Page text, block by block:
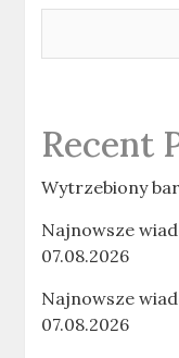
Recent
Wytrzebiony
Najnowsze
07.08.2026
Najnowsze
07.08.2026